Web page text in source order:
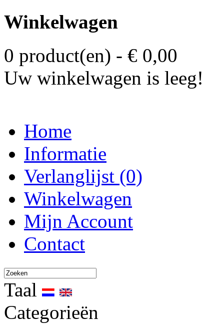
Winkelwagen
0 product(en) - € 0,00
Uw winkelwagen is leeg!
Home
Informatie
Verlanglijst (0)
Winkelwagen
Mijn Account
Contact
Taal
Categorieën